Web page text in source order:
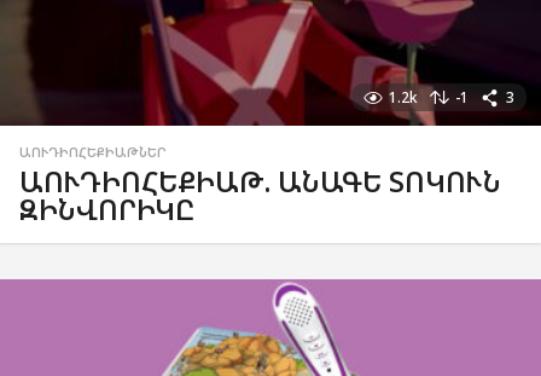
1.2k -1 3
ԱՈՒԴԻՈՀԵՔԻԱԹՆԵՐ
ԱՈՒԴԻՈՀԵՔԻԱԹ. ԱՆԱԳԵ ՏՈԿՈՒՆ
ԶԻՆՎՈՐԻԿԸ